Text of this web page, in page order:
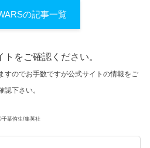
の記事一覧
をご確認ください。
のでお手数ですが公式サイトの情報をご
認下さい。
葉侑生/集英社